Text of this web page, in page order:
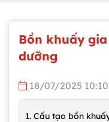
Bồn khuấy
dưỡng
18/07/2025
1. Cấu tạo bồn